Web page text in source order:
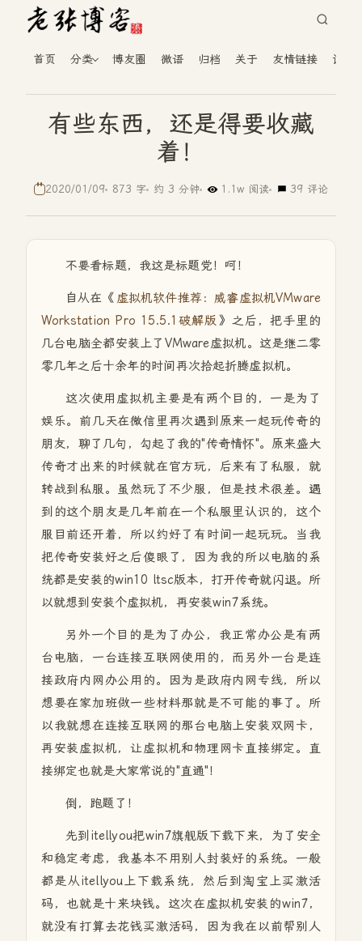
首页 分类 博友圈 微语 归档 关于 友情链接 读者
有些东西，还是得要收藏
着！
2020/01/09 873 字 约 3 分钟 1.1w 阅读 39 评论
不要看标题，我这是标题党！呵！
自从在《 虚拟机软件推荐：威睿虚拟机VMware
Workstation Pro 15.5.1破解版 》之后，把手里的
几台电脑全都安装上了VMware虚拟机。这是继二零
零几年之后十余年的时间再次拾起折腾虚拟机。
这次使用虚拟机主要是有两个目的，一是为了
娱乐。前几天在微信里再次遇到原来一起玩传奇的
朋友，聊了几句，勾起了我的"传奇情怀"。原来盛大
传奇才出来的时候就在官方玩，后来有了私服，就
转战到私服。虽然玩了不少服，但是技术很差。遇
到的这个朋友是几年前在一个私服里认识的，这个
服目前还开着，所以约好了有时间一起玩玩。当我
把传奇安装好之后傻眼了，因为我的所以电脑的系
统都是安装的win10 ltsc版本，打开传奇就闪退。所
以就想到安装个虚拟机，再安装win7系统。
另外一个目的是为了办公，我正常办公是有两
台电脑，一台连接互联网使用的，而另外一台是连
接政府内网办公用的。因为是政府内网专线，所以
想要在家加班做一些材料那就是不可能的事了。所
以我就想在连接互联网的那台电脑上安装双网卡，
再安装虚拟机，让虚拟机和物理网卡直接绑定。直
接绑定也就是大家常说的"直通"！
倒，跑题了！
先到itellyou把win7旗舰版下载下来，为了安全
和稳定考虑，我基本不用别人封装好的系统。一般
都是从itellyou上下载系统，然后到淘宝上买激活
码，也就是十来块钱。这次在虚拟机安装的win7，
就没有打算去花钱买激活码，因为我在以前帮别人